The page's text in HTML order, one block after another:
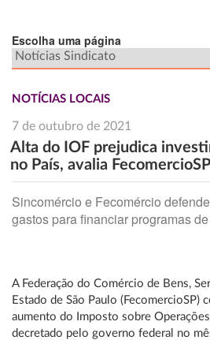
Escolha uma página
NOTÍCIAS LOCAIS
7 de outubro de 2021
Alta do IOF prejudica
no País, avalia FecomercioSP
Sincomércio e Fecomércio
gastos para financiar programas
A Federação do Comércio de Bens,
Estado de São Paulo (FecomercioSP)
aumento do Imposto sobre
decretado pelo governo federal no